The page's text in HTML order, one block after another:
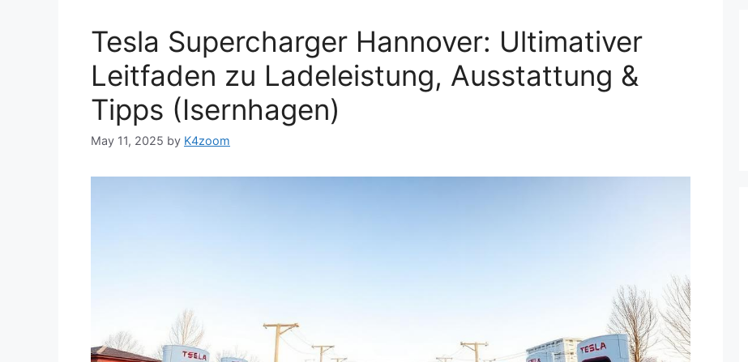
Tesla Supercharger Hannover: Ultimativer
Leitfaden zu Ladeleistung, Ausstattung &
Tipps (Isernhagen)
May 11, 2025 by K4zoom